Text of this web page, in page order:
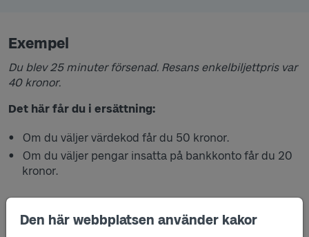
Den här webbplatsen använder kakor
Exempel
Du blev 25 minuter försenad. Resans enkelbiljettpris var
40 kronor.
Det här får du i ersättning:
Om du väljer värdekod får du 50 kronor.
Om du väljer pengar insatta på bankkonto får du 20
kronor.
Exempel på ersättning vid olika långa